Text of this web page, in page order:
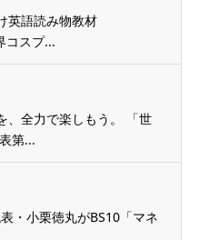
英語読み物教材
コスプ...
、全力で楽しもう。 「世
第...
・小栗徳丸がBS10「マネ